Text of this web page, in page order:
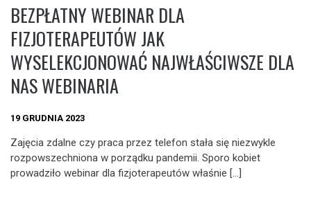
BEZPŁATNY WEBINAR DLA
FIZJOTERAPEUTÓW JAK
WYSELEKCJONOWAĆ NAJWŁAŚCIWSZE DLA
NAS WEBINARIA
19 GRUDNIA 2023
Zajęcia zdalne czy praca przez telefon stała się niezwykle
rozpowszechniona w porządku pandemii. Sporo kobiet
prowadziło webinar dla fizjoterapeutów właśnie […]